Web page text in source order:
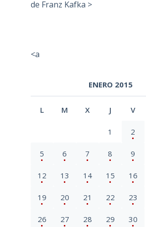
de Franz Kafka >
<a
ENERO 2015
L M X J V
1 2
5 6 7 8 9
12 13 14 15 16
19 20 21 22 23
26 27 28 29 30